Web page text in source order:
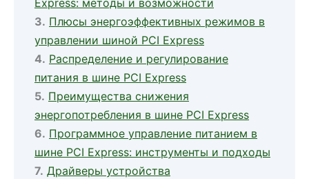
Express: методы и возможности
Плюсы энергоэффективных режимов в
управлении шиной PCI Express
Распределение и регулирование
питания в шине PCI Express
Преимущества снижения
энергопотребления в шине PCI Express
Программное управление питанием в
шине PCI Express: инструменты и подходы
Драйверы устройства